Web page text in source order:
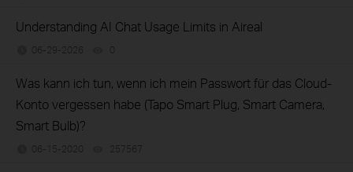
Understanding AI Chat Usage Limits in Aireal
06-29-2026 0
Was kann ich tun, wenn ich mein Passwort für das Cloud-
Konto vergessen habe (Tapo Smart Plug, Smart Camera,
Smart Bulb)?
06-15-2020 257567